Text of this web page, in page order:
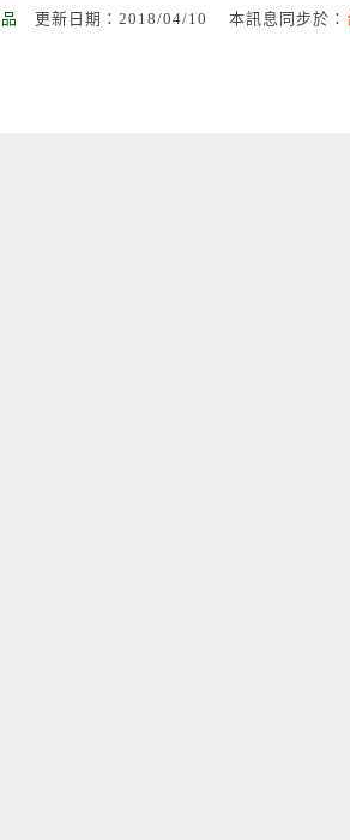
更新日期：2018/04/10 本訊息同步於：